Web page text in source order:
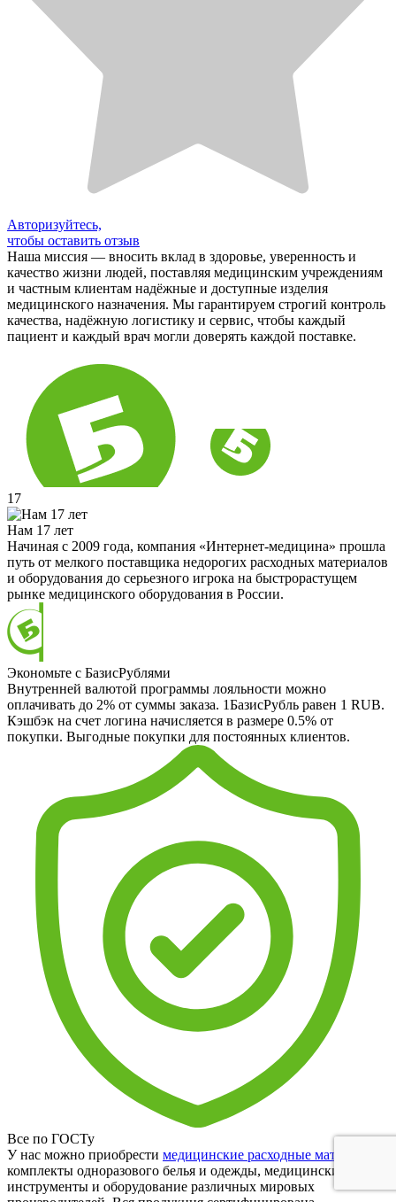
Авторизуйтесь,
чтобы оставить отзыв
Наша миссия — вносить вклад в здоровье, уверенность и
качество жизни людей, поставляя медицинским учреждениям
и частным клиентам надёжные и доступные изделия
медицинского назначения. Мы гарантируем строгий контроль
качества, надёжную логистику и сервис, чтобы каждый
пациент и каждый врач могли доверять каждой поставке.
17
Нам 17 лет
Начиная с 2009 года, компания «Интернет-медицина» прошла
путь от мелкого поставщика недорогих расходных материалов
и оборудования до серьезного игрока на быстрорастущем
рынке медицинского оборудования в России.
Экономьте с БазисРублями
Внутренней валютой программы лояльности можно
оплачивать до 2% от суммы заказа. 1БазисРубль равен 1 RUB.
Кэшбэк на счет логина начисляется в размере 0.5% от
покупки. Выгодные покупки для постоянных клиентов.
Все по ГОСТу
У нас можно приобрести медицинские расходные материалы
комплекты одноразового белья и одежды, медицинские
инструменты и оборудование различных мировых